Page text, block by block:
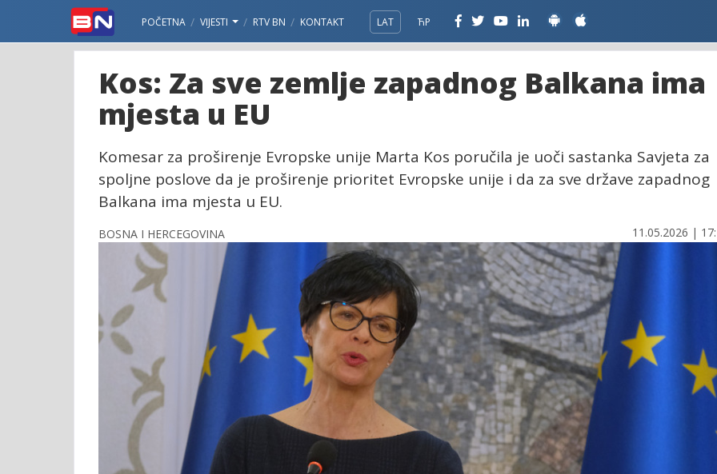
POČETNA VIJESTI RTV BN KONTAKT LAT ЋР
Kos: Za sve zemlje zapadnog Balkana ima
mjesta u EU
Komesar za proširenje Evropske unije Marta Kos poručila je uoči sastanka Savjeta za
spoljne poslove da je proširenje prioritet Evropske unije i da za sve države zapadnog
Balkana ima mjesta u EU.
BOSNA I HERCEGOVINA 11.05.2026 |